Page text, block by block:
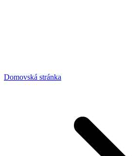
Domovská stránka